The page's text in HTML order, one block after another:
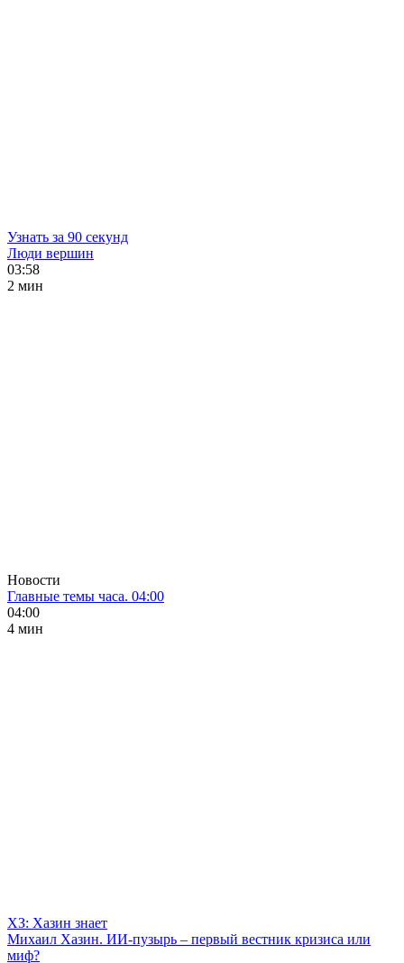
Узнать за 90 секунд
Люди вершин
03:58
2 мин
Новости
Главные темы часа. 04:00
04:00
4 мин
ХЗ: Хазин знает
Михаил Хазин. ИИ-пузырь – первый вестник кризиса или
миф?